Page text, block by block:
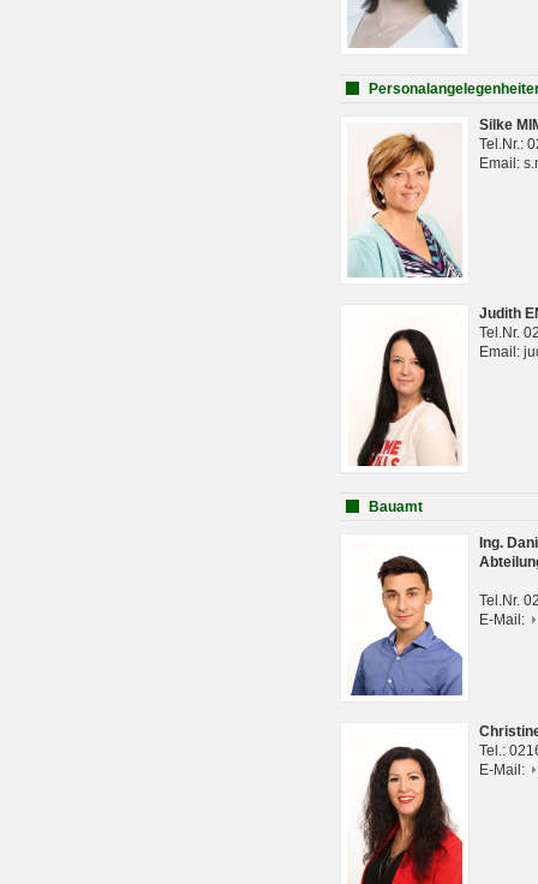
Silke
Tel.Nr.:
Email:
Judith
Tel.Nr.
Email:
Bauamt
Ing.
Tel.Nr.
E-Mail:
Tel.:
E-Mail: